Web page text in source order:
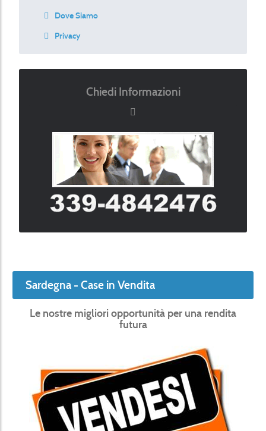
Dove Siamo
Privacy
Chiedi Informazioni
Sardegna - Case in Vendita
Le nostre migliori opportunità per una rendita
futura